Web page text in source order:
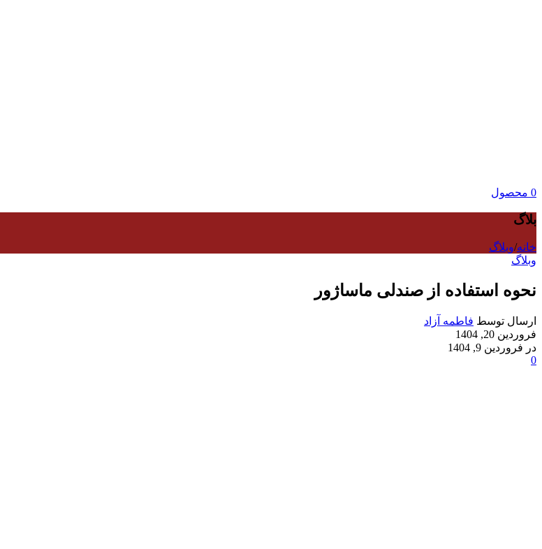
0 محصول
بلاگ
خانه/وبلاگ
وبلاگ
نحوه استفاده از صندلی ماساژور
ارسال توسط فاطمه آزاد
فروردین 20, 1404
در فروردین 9, 1404
0